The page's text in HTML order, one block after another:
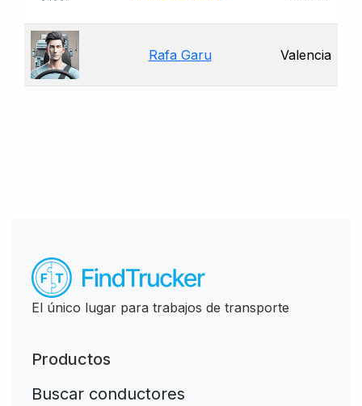
Rafa Garu Valencia
El único lugar para trabajos de transporte
Productos
Buscar conductores